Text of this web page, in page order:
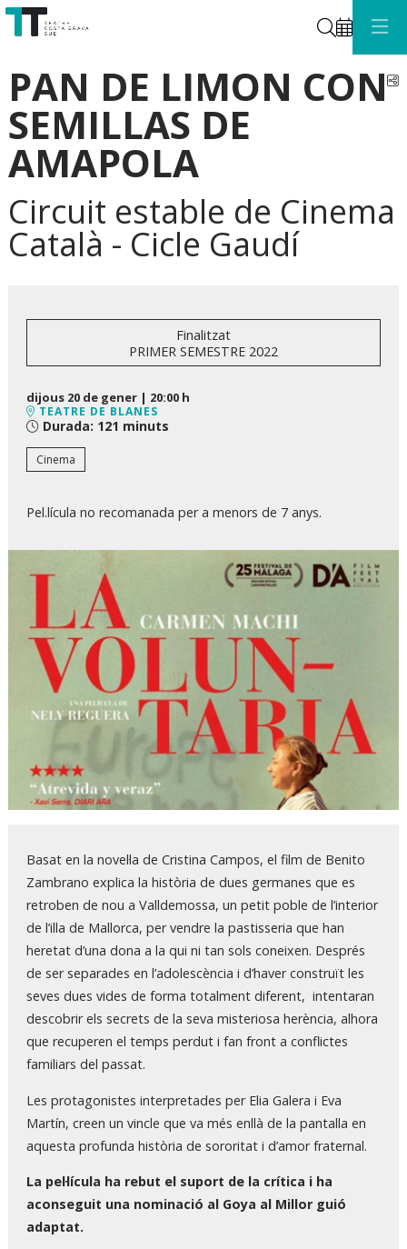
Cerca
PAN DE LIMON CON
SEMILLAS DE
AMAPOLA
Circuit estable de Cinema
Català - Cicle Gaudí
Finalitzat
PRIMER SEMESTRE 2022
dijous 20 de gener | 20:00 h
TEATRE DE BLANES
Durada: 121 minuts
Cinema
Pel.lícula no recomanada per a menors de 7 anys.
Basat en la novel·la de Cristina Campos, el film de Benito
Zambrano explica la història de dues germanes que es
retroben de nou a Valldemossa, un petit poble de l’interior
de l’illa de Mallorca, per vendre la pastisseria que han
heretat d’una dona a la qui ni tan sols coneixen. Després
de ser separades en l’adolescència i d’haver construït les
seves dues vides de forma totalment diferent, intentaran
descobrir els secrets de la seva misteriosa herència, alhora
que recuperen el temps perdut i fan front a conflictes
familiars del passat.
Les protagonistes interpretades per Elia Galera i Eva
Martín, creen un vincle que va més enllà de la pantalla en
aquesta profunda història de sororitat i d’amor fraternal.
La pel·lícula ha rebut el suport de la crítica i ha
aconseguit una nominació al Goya al Millor guió
adaptat.